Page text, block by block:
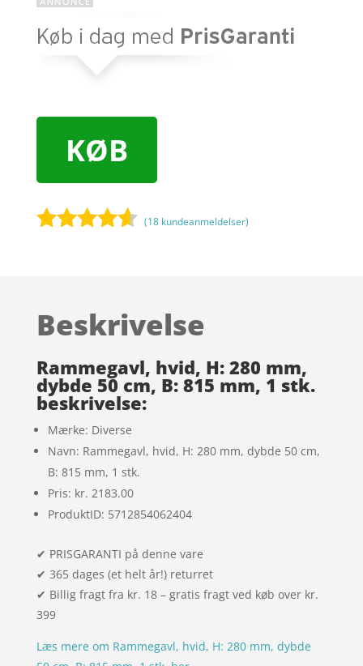
KØB
på
mmelser
(18 kundeanmeldelser)
Beskrivelse
Rammegavl, hvid, H: 280 mm,
dybde 50 cm, B: 815 mm, 1 stk.
beskrivelse:
Mærke: Diverse
Navn: Rammegavl, hvid, H: 280 mm, dybde 50 cm,
B: 815 mm, 1 stk.
Pris: kr. 2183.00
ProduktID: 5712854062404
✔ PRISGARANTI på denne vare
✔ 365 dages (et helt år!) returret
✔ Billig fragt fra kr. 18 – gratis fragt ved køb over kr.
399
Læs mere om Rammegavl, hvid, H: 280 mm, dybde